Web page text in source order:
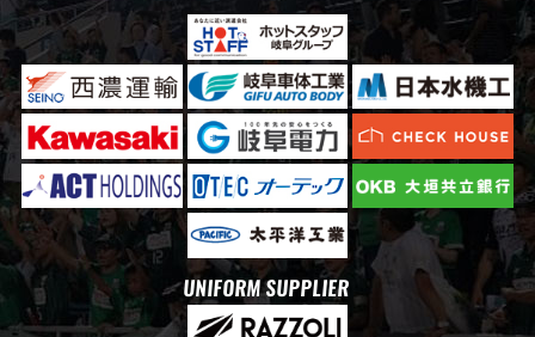
UNIFORM SUPPLIER